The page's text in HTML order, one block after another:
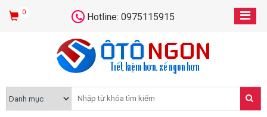
0 Hotline: 0975115915